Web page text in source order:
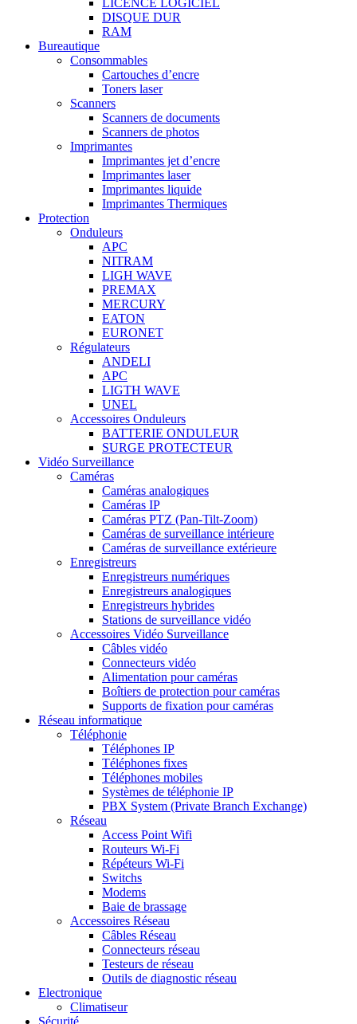
DISQUE DUR
RAM
Bureautique
Consommables
Cartouches d’encre
Toners laser
Scanners
Scanners de documents
Scanners de photos
Imprimantes
Imprimantes jet d’encre
Imprimantes laser
Imprimantes liquide
Imprimantes Thermiques
Protection
Onduleurs
APC
NITRAM
LIGH WAVE
PREMAX
MERCURY
EATON
EURONET
Régulateurs
ANDELI
APC
LIGTH WAVE
UNEL
Accessoires Onduleurs
BATTERIE ONDULEUR
SURGE PROTECTEUR
Vidéo Surveillance
Caméras
Caméras analogiques
Caméras IP
Caméras PTZ (Pan-Tilt-Zoom)
Caméras de surveillance intérieure
Caméras de surveillance extérieure
Enregistreurs
Enregistreurs numériques
Enregistreurs analogiques
Enregistreurs hybrides
Stations de surveillance vidéo
Accessoires Vidéo Surveillance
Câbles vidéo
Connecteurs vidéo
Alimentation pour caméras
Boîtiers de protection pour caméras
Supports de fixation pour caméras
Réseau informatique
Téléphonie
Téléphones IP
Téléphones fixes
Téléphones mobiles
Systèmes de téléphonie IP
PBX System (Private Branch Exchange)
Réseau
Access Point Wifi
Routeurs Wi-Fi
Répéteurs Wi-Fi
Switchs
Modems
Baie de brassage
Accessoires Réseau
Câbles Réseau
Connecteurs réseau
Testeurs de réseau
Outils de diagnostic réseau
Electronique
Climatiseur
Sécurité